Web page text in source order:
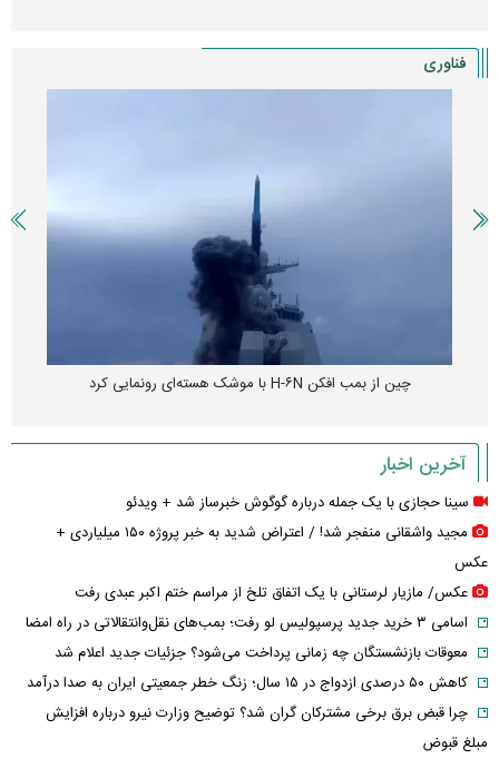
فناوری
چین از بمب افکن H-۶N با موشک هسته‌ای رونمایی کرد
آخرین اخبار
سینا حجازی با یک جمله درباره گوگوش خبرساز شد + ویدئو
مجید واشقانی منفجر شد! / اعتراض شدید به خبر پروژه ۱۵۰ میلیاردی +
عکس
عکس/ مازیار لرستانی با یک اتفاق تلخ از مراسم ختم اکبر عبدی رفت
اسامی ۳ خرید جدید پرسپولیس لو رفت؛ بمب‌های نقل‌وانتقالاتی در راه امضا
معوقات بازنشستگان چه زمانی پرداخت می‌شود؟ جزئیات جدید اعلام شد
کاهش ۵۰ درصدی ازدواج در ۱۵ سال؛ زنگ خطر جمعیتی ایران به صدا درآمد
چرا قبض برق برخی مشترکان گران شد؟ توضیح وزارت نیرو درباره افزایش
مبلغ قبوض